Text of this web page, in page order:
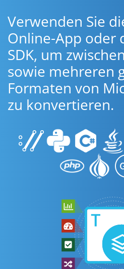
Verwenden Sie
Online-App oder
SDK, um
sowie mehreren
Formaten von
zu konvertieren.